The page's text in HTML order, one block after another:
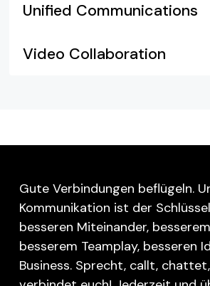
Unified Communications
Video Collaboration
Gute Verbindungen beflügeln.
Kommunikation ist der
besseren Miteinander,
besserem Teamplay, besseren
Business. Sprecht, callt,